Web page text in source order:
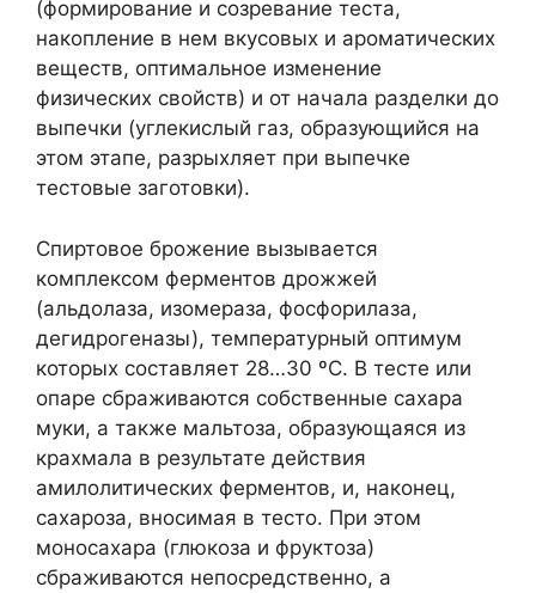
(формирование и созревание теста,
накопление в нем вкусовых и ароматических
веществ, оптимальное изменение
физических свойств) и от начала разделки до
выпечки (углекислый газ, образующийся на
этом этапе, разрыхляет при выпечке
тестовые заготовки).
Спиртовое брожение вызывается
комплексом ферментов дрожжей
(альдолаза, изомераза, фосфорилаза,
дегидрогеназы), температурный оптимум
которых составляет 28…30 ºС. В тесте или
опаре сбраживаются собственные сахара
муки, а также мальтоза, образующаяся из
крахмала в результате действия
амилолитических ферментов, и, наконец,
сахароза, вносимая в тесто. При этом
моносахара (глюкоза и фруктоза)
сбраживаются непосредственно, а